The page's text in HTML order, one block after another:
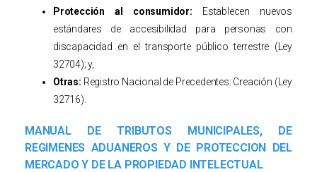
Protección al consumidor: Establecen nuevos
estándares de accesibilidad para personas con
discapacidad en el transporte público terrestre (Ley
32704); y,
Otras: Registro Nacional de Precedentes: Creación (Ley
32716).
MANUAL DE TRIBUTOS MUNICIPALES, DE
REGIMENES ADUANEROS Y DE PROTECCION DEL
MERCADO Y DE LA PROPIEDAD INTELECTUAL